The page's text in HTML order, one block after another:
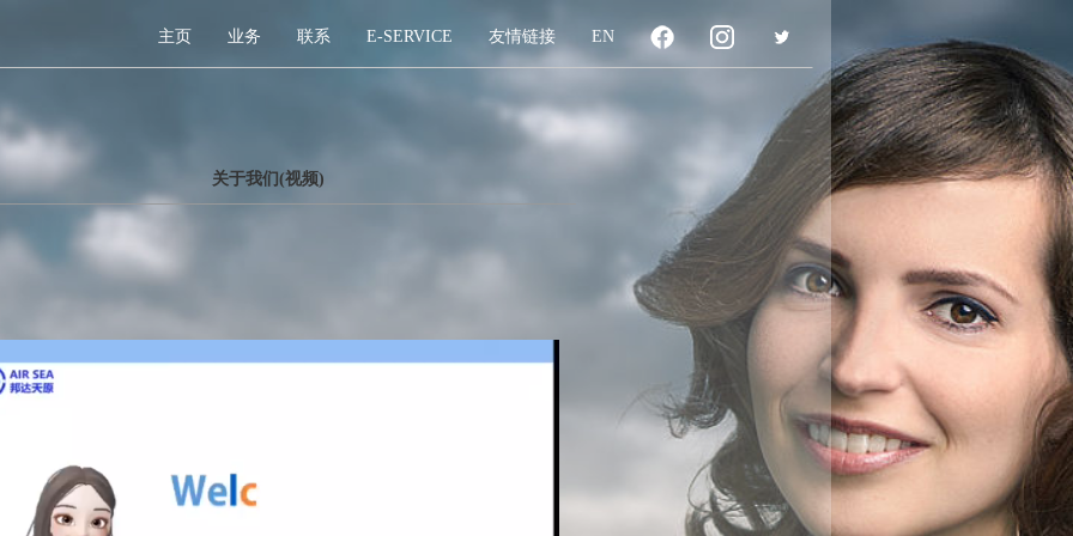
主页 业务 联系 E-SERVICE 友情链接 EN
关于我们(视频)